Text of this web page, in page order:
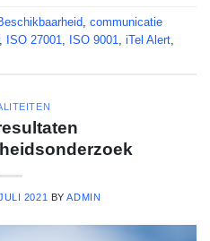
communicatie
, ISO 27001 ISO 9001 iTel Alert
2021 BYADMIN